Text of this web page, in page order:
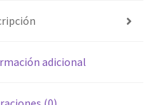
adicional